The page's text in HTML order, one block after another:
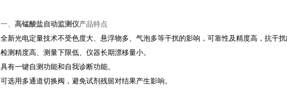
一、 高锰酸盐自动监测仪产品特点
全新光电定量技术不受色度大、悬浮物多、气泡多等干扰的影响，可靠性及精度高，抗干
检测精度高、测量下限低、仪器长期漂移量小。
具有一键自测功能和自我诊断功能。
可选用多通道切换阀，避免试剂残留对结果产生影响。